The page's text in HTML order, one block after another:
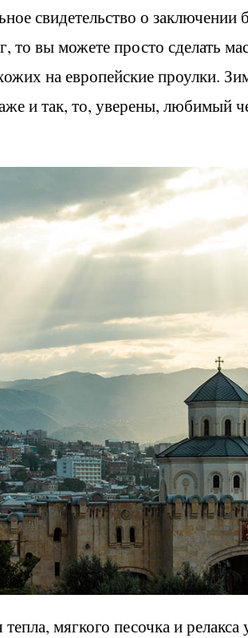
свидетельство о заключении
то вы можете просто сделать
на европейские проулки.
и так, то, уверены, любимый
мягкого песочка и